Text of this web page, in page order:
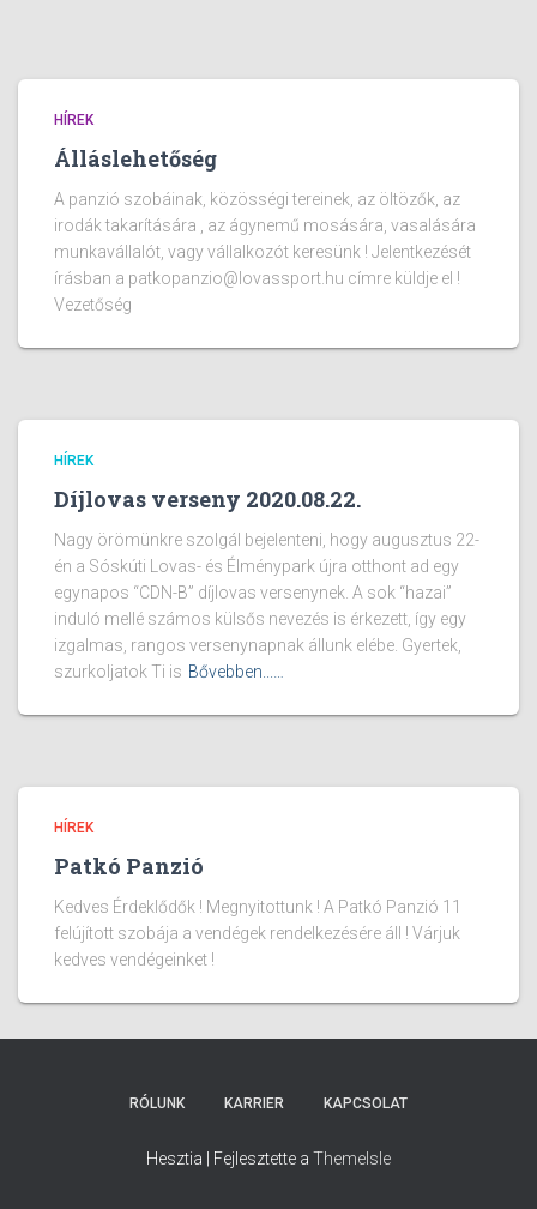
HÍREK
Álláslehetőség
A panzió szobáinak, közösségi tereinek, az öltözők, az
irodák takarítására , az ágynemű mosására, vasalására
munkavállalót, vagy vállalkozót keresünk ! Jelentkezését
írásban a patkopanzio@lovassport.hu címre küldje el !
Vezetőség
HÍREK
Díjlovas verseny 2020.08.22.
Nagy örömünkre szolgál bejelenteni, hogy augusztus 22-
én a Sóskúti Lovas- és Élménypark újra otthont ad egy
egynapos “CDN-B” díjlovas versenynek. A sok “hazai”
induló mellé számos külsős nevezés is érkezett, így egy
izgalmas, rangos versenynapnak állunk elébe. Gyertek,
szurkoljatok Ti is Bővebben...…
HÍREK
Patkó Panzió
Kedves Érdeklődők ! Megnyitottunk ! A Patkó Panzió 11
felújított szobája a vendégek rendelkezésére áll ! Várjuk
kedves vendégeinket !
RÓLUNK KARRIER KAPCSOLAT
Hesztia | Fejlesztette a ThemeIsle